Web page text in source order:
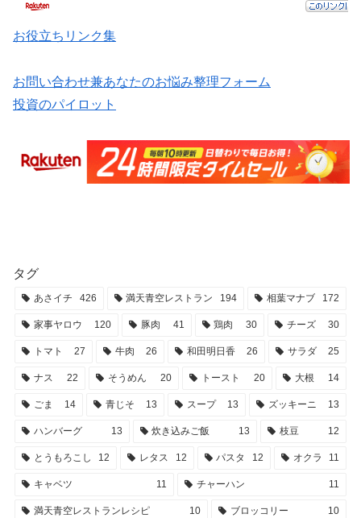
お役立ちリンク集
お問い合わせ兼あなたのお悩み整理フォーム
投資のパイロット
タグ
あさイチ 426 満天青空レストラン 194 相葉マナブ 172
家事ヤロウ 120 豚肉 41 鶏肉 30 チーズ 30
トマト 27 牛肉 26 和田明日香 26 サラダ 25
ナス 22 そうめん 20 トースト 20 大根 14
ごま 14 青じそ 13 スープ 13 ズッキーニ 13
ハンバーグ 13 炊き込みご飯 13 枝豆 12
とうもろこし 12 レタス 12 パスタ 12 オクラ 11
キャベツ 11 チャーハン 11
満天青空レストランレシピ 10 ブロッコリー 10